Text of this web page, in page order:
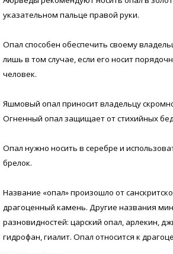
указательном пальце правой руки.
Опал способен обеспечить своему
лишь в том случае, если его носит
человек.
Яшмовый опал приносит владельцу
Огненный опал защищает от стихийных
Опал нужно носить в серебре и
брелок.
Название «опал» произошло от
драгоценный камень. Другие названия
разновидностей: царский опал, арлекин,
гидрофан, гиалит. Опал относится к